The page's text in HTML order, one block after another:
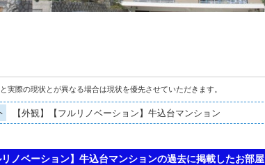
実際の現状とが異なる場合は現状を優先させていただきます。
【外観】【フルリノベーション】牛込台マンション
リノベーション】牛込台マンションの過去に掲載したお部屋